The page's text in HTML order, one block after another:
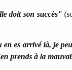
doit son succès"
en es arrivé là, je
prends à la